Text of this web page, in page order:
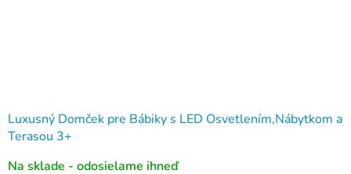
Luxusný Domček pre Bábiky s LED Osvetlením,Nábytkom a
Terasou 3+
Na sklade - odosielame ihneď